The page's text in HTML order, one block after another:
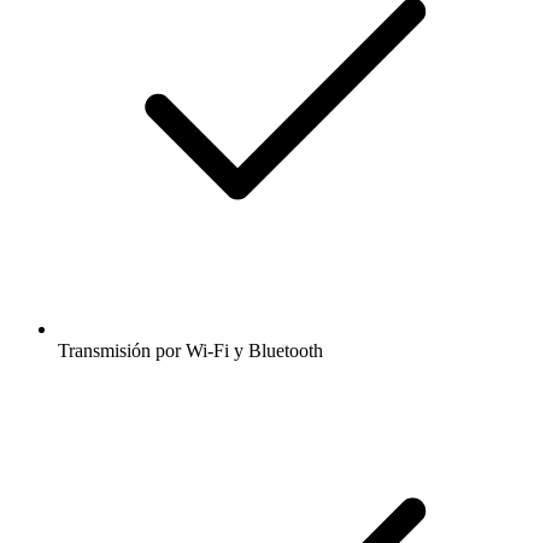
Transmisión por Wi-Fi y Bluetooth